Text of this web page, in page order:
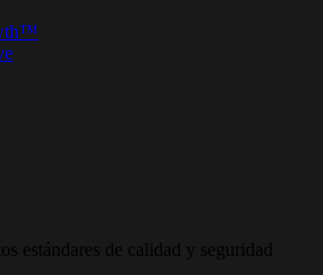
estándares de calidad y seguridad